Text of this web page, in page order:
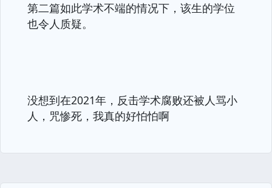
第二篇如此学术不端的情况下，该生的学位
也令人质疑。
没想到在2021年，反击学术腐败还被人骂小
人，咒惨死，我真的好怕怕啊